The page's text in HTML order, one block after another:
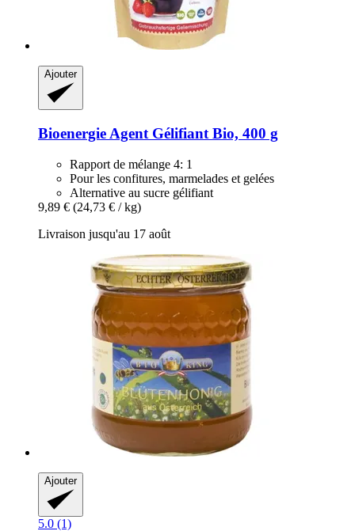
Ajouter
Bioenergie Agent Gélifiant Bio, 400 g
Rapport de mélange 4: 1
Pour les confitures, marmelades et gelées
Alternative au sucre gélifiant
9,89 € (24,73 € / kg)
Livraison jusqu'au 17 août
Ajouter
5.0 (1)